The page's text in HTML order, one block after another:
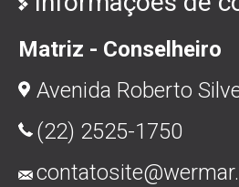
Matriz - Conselheiro
Avenida Roberto
(22) 2525-1750